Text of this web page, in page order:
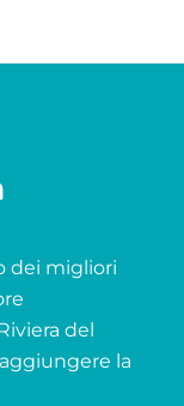
dei migliori
del
la